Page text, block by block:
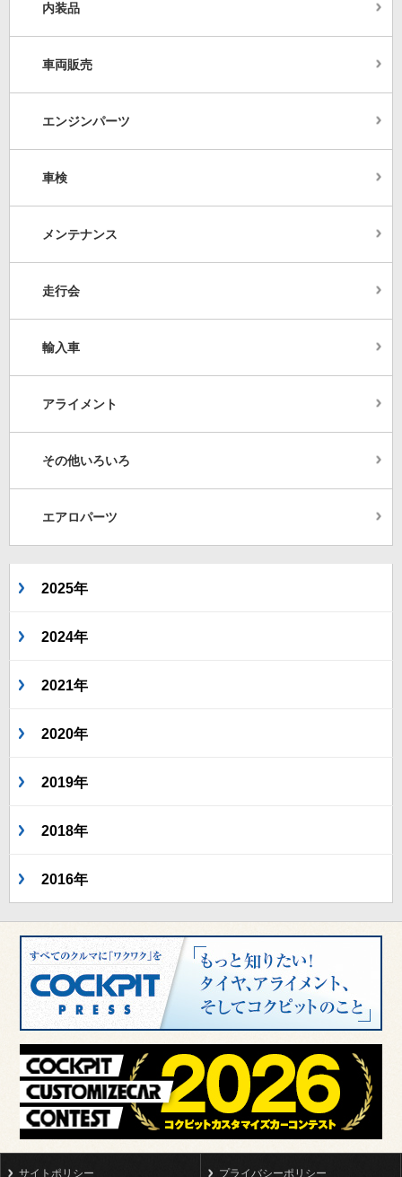
内装品
車両販売
エンジンパーツ
車検
メンテナンス
走行会
輸入車
アライメント
その他いろいろ
エアロパーツ
2025年
2024年
2021年
2020年
2019年
2018年
2016年
サイトポリシー プライバシーポリシー